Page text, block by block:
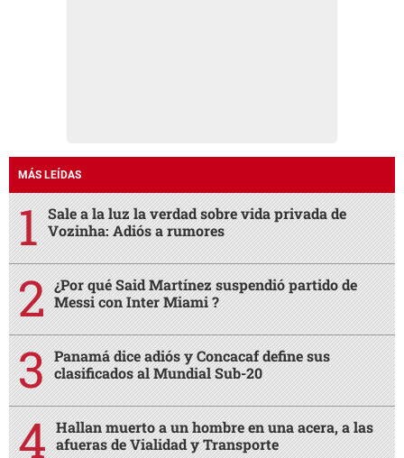
MÁS LEÍDAS
Sale a la luz la verdad sobre vida privada de
Vozinha: Adiós a rumores
¿Por qué Said Martínez suspendió partido de
Messi con Inter Miami ?
Panamá dice adiós y Concacaf define sus
clasificados al Mundial Sub-20
Hallan muerto a un hombre en una acera, a las
afueras de Vialidad y Transporte